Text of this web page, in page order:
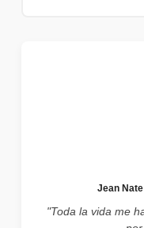
Jean
"Toda la vida me